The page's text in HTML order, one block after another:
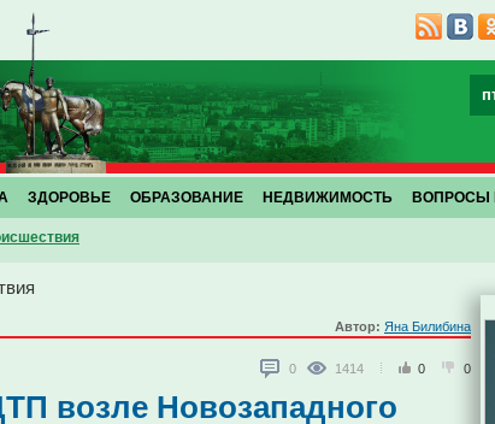
ЗДОРОВЬЕ ОБРАЗОВАНИЕ НЕДВИЖИМОСТЬ ВОПРОСЫ
Автор: Яна Билибина
0 1414 0 0
возле Новозападного